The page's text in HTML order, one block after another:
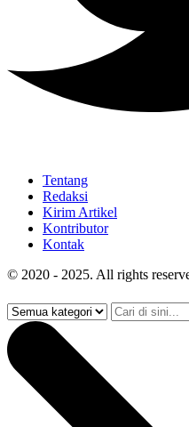
Tentang
Redaksi
Kirim Artikel
Kontributor
Kontak
© 2020 - 2025. All rights